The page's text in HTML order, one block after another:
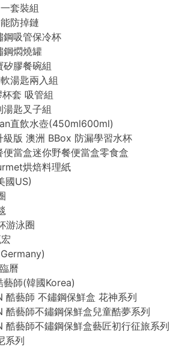
套裝組
防掉鏈
鋼吸管保冷杯
鋼燜燒罐
矽膠餐碗組
湯匙兩入組
杯套 吸管組
湯匙叉子組
直飲水壺(450ml600ml)
級版 澳洲 BBox 防漏學習水杯
便當盒迷你野餐便當盒零食盒
烘焙料理紙
國US)
游泳圈
曆
藝師(韓國Korea)
酷藝師 不鏽鋼保鮮盒 花神系列
酷藝師不鏽鋼保鮮盒兒童酷夢系列
酷藝師不鏽鋼保鮮盒藝匠初行征旅系列
系列